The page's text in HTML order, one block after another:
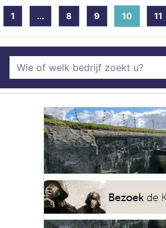
1 ... 8 9 10 (current)
11